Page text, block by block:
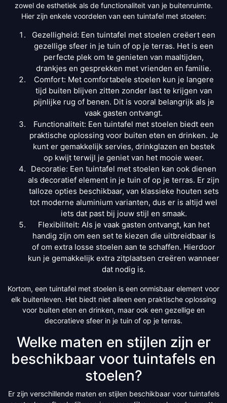
zowel de esthetiek als de functionaliteit van je buitenruimte.
Hier zijn enkele voordelen van een tuintafel met stoelen:
Gezelligheid: Een tuintafel met stoelen creëert een
gezellige sfeer in je tuin of op je terras. Het is een
perfecte plek om te genieten van maaltijden,
drankjes en gesprekken met vrienden en familie.
Comfort: Met comfortabele stoelen kun je langere
tijd buiten blijven zitten zonder last te krijgen van
pijnlijke rug of benen. Dit is vooral belangrijk als je
vaak gasten ontvangt.
Functionaliteit: Een tuintafel met stoelen biedt een
praktische oplossing voor buiten eten en drinken. Je
kunt er gemakkelijk servies, drinkglazen en bestek
op kwijt terwijl je geniet van het mooie weer.
Decoratie: Een tuintafel met stoelen kan ook dienen
als decoratief element in je tuin of op je terras. Er zijn
talloze opties beschikbaar, van klassieke houten sets
tot moderne aluminium varianten, dus er is altijd wel
iets dat past bij jouw stijl en smaak.
Flexibiliteit: Als je vaak gasten ontvangt, kan het
handig zijn om een set te kiezen die uitbreidbaar is
of om extra losse stoelen aan te schaffen. Hierdoor
kun je gemakkelijk extra zitplaatsen creëren wanneer
dat nodig is.
Kortom, een tuintafel met stoelen is een onmisbaar element voor
elk buitenleven. Het biedt niet alleen een praktische oplossing
voor buiten eten en drinken, maar ook een gezellige en
decoratieve sfeer in je tuin of op je terras.
Welke maten en stijlen zijn er
beschikbaar voor tuintafels en
stoelen?
Er zijn verschillende maten en stijlen beschikbaar voor tuintafels